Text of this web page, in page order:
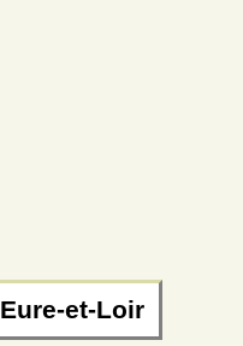
Eure-et-Loir